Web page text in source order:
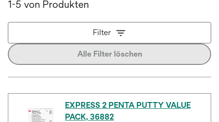
1-5 von Produkten
Filter
Alle Filter löschen
EXPRESS 2 PENTA PUTTY VALUE
PACK, 36882